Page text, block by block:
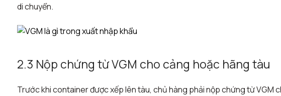
di chuyển.
2.3 Nộp chứng từ VGM cho cảng hoặc hãng tàu
Trước khi container được xếp lên tàu, chủ hàng phải nộp chứng từ VGM